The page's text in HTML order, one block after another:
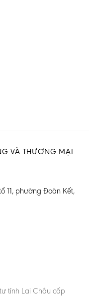
VÀ THƯƠNG MẠI
11, phường Đoàn Kết,
tỉnh Lai Châu cấp